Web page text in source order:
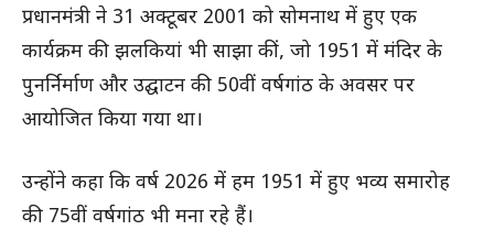
प्रधानमंत्री ने 31 अक्टूबर 2001 को सोमनाथ में हुए एक
कार्यक्रम की झलकियां भी साझा कीं, जो 1951 में मंदिर के
पुनर्निर्माण और उद्घाटन की 50वीं वर्षगांठ के अवसर पर
आयोजित किया गया था।
उन्होंने कहा कि वर्ष 2026 में हम 1951 में हुए भव्य समारोह
की 75वीं वर्षगांठ भी मना रहे हैं।